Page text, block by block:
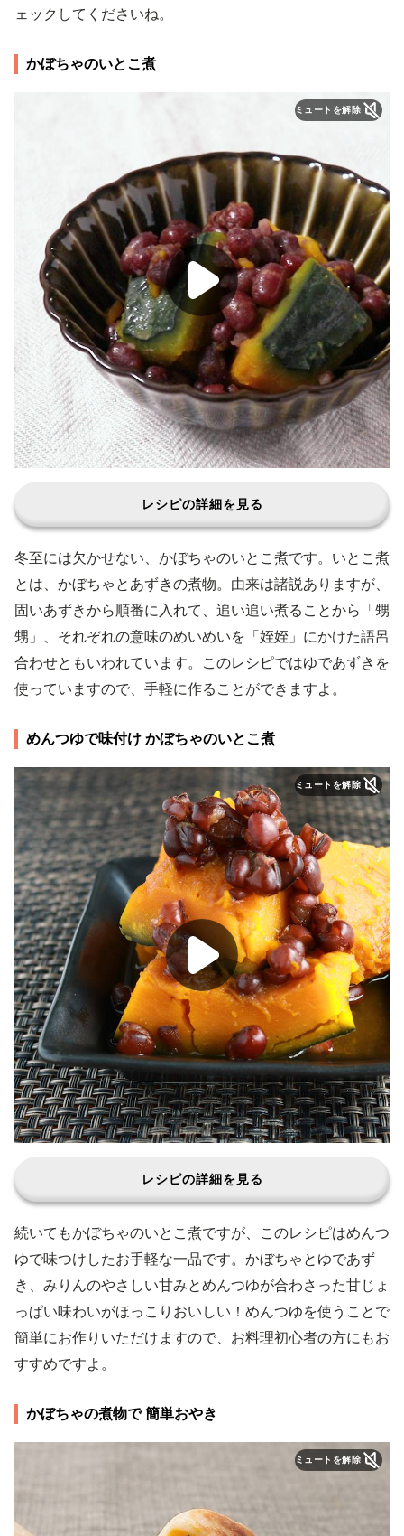
ェックしてくださいね。
かぼちゃのいとこ煮
ミュートを解除
レシピの詳細を見る
冬至には欠かせない、かぼちゃのいとこ煮です。いとこ煮
とは、かぼちゃとあずきの煮物。由来は諸説ありますが、
固いあずきから順番に入れて、追い追い煮ることから「甥
甥」、それぞれの意味のめいめいを「姪姪」にかけた語呂
合わせともいわれています。このレシピではゆであずきを
使っていますので、手軽に作ることができますよ。
めんつゆで味付け かぼちゃのいとこ煮
ミュートを解除
レシピの詳細を見る
続いてもかぼちゃのいとこ煮ですが、このレシピはめんつ
ゆで味つけしたお手軽な一品です。かぼちゃとゆであず
き、みりんのやさしい甘みとめんつゆが合わさった甘じょ
っぱい味わいがほっこりおいしい！めんつゆを使うことで
簡単にお作りいただけますので、お料理初心者の方にもお
すすめですよ。
かぼちゃの煮物で 簡単おやき
ミュートを解除